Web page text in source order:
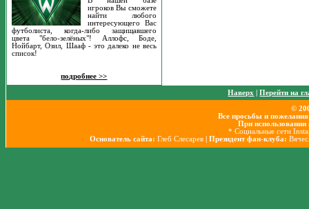
игроков Вы сможете
найти любого
интересующего Вас
футболиста, когда-либо защищавшего
цвета "бело-зелёных"! Аллофс, Боде,
Нойбарт, Озил, Шааф - это далеко не весь
список!
подробнее >>
Наверх |Перейти на
©
Все просьбы и
При использовании
* Социальные сети
Основатель сайта: Глеб Слесарев | Президент фан-клуба: